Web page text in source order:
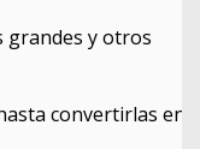
grandes y otros
convertirlas en